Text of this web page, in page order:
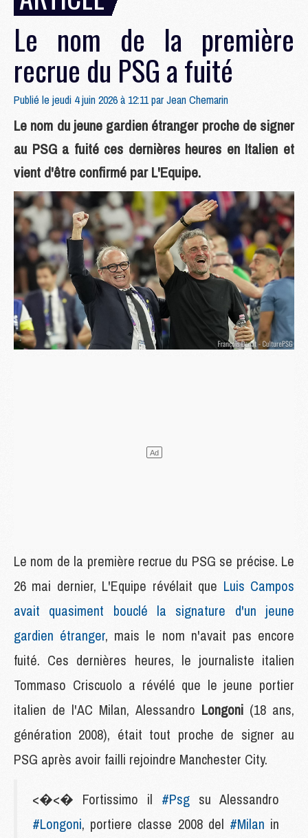
Le nom de la première
recrue du PSG a fuité
Publié le jeudi 4 juin 2026 à 12:11 parJean Chemarin
Le nom du jeune gardien étranger proche de signer
au PSG a fuité ces dernières heures en Italien et
vient d'être confirmé par L'Equipe.
Le nom de la première recrue du PSG se précise. Le
26 mai dernier, L'Equipe révélait que Luis Campos
avait quasiment bouclé la signature d'un jeune
gardien étranger, mais le nom n'avait pas encore
fuité. Ces dernières heures, le journaliste italien
Tommaso Criscuolo a révélé que le jeune portier
italien de l'AC Milan, Alessandro Longoni (18 ans,
génération 2008), était tout proche de signer au
PSG après avoir failli rejoindre Manchester City.
<�<� Fortissimo il #Psg su Alessandro
#Longoni, portiere classe 2008 del #Milan in